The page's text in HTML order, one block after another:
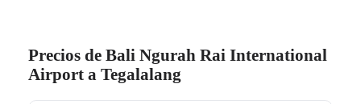
Precios de Bali Ngurah Rai International
Airport a Tegalalang